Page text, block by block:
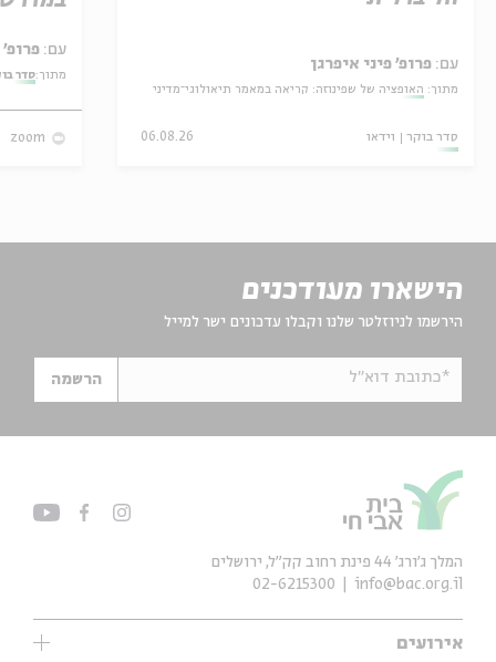
עם: פרופ' פיני איפרגן
מתוך: האופציה של שפינוזה: קריאה במאמר תיאולוגי־מדיני
סדר בוקר וידאו 06.08.26
עם: פרופ' אביגדור שנאן
מתוך:סדר
zoom
הישארו מעודכנים
הירשמו לניוזלטר שלנו וקבלו עדכונים ישר למייל
*כתובת דוא"ל הרשמה
אירועים
המלך ג'ורג' 44 פינת רחוב קק״ל, ירושלים
info@bac.org.il
02-6215300